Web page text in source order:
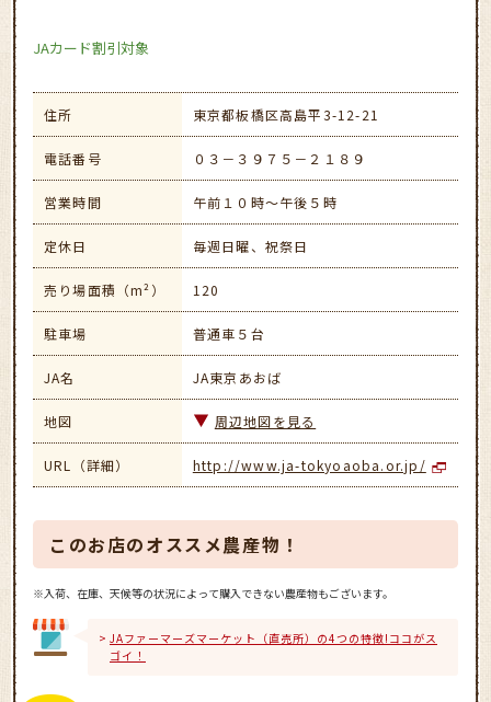
JAカード割引対象
住所 東京都板橋区高島平3-12-21
電話番号 ０３－３９７５－２１８９
営業時間 午前１０時～午後５時
定休日 毎週日曜、祝祭日
売り場面積（m²） 120
駐車場 普通車５台
JA名 JA東京あおば
地図 周辺地図を見る
URL（詳細） http://www.ja-tokyoaoba.or.jp/
このお店のオススメ農産物！
※入荷、在庫、天候等の状況によって購入できない農産物もございます。
JAファーマーズマーケット（直売所）の4つの特徴!ココがス
ゴイ！